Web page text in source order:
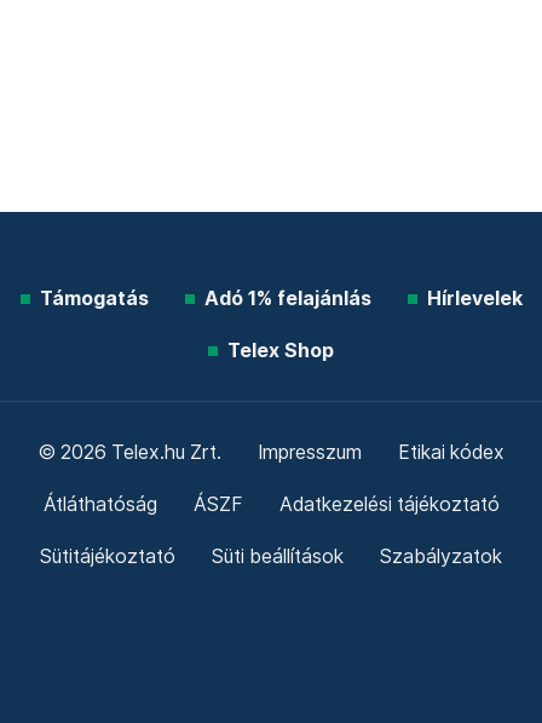
Támogatás Adó 1% felajánlás Hírlevelek
Telex Shop
© 2026 Telex.hu Zrt. Impresszum Etikai kódex
Átláthatóság ÁSZF Adatkezelési tájékoztató
Sütitájékoztató Süti beállítások Szabályzatok